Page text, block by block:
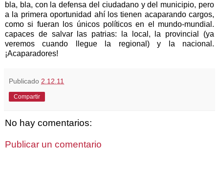
bla, bla, con la defensa del ciudadano y del municipio, pero
a la primera oportunidad ahí los tienen acaparando cargos,
como si fueran los únicos políticos en el mundo-mundial.
capaces de salvar las patrias: la local, la provincial (ya
veremos cuando llegue la regional) y la nacional.
¡Acaparadores!
Publicado 2.12.11
Compartir
No hay comentarios:
Publicar un comentario